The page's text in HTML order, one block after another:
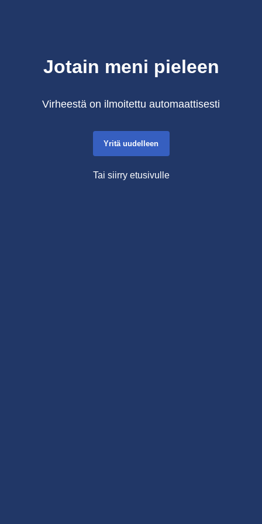
Jotain meni pieleen
Virheestä on ilmoitettu automaattisesti
Yritä uudelleen
Tai siirry etusivulle